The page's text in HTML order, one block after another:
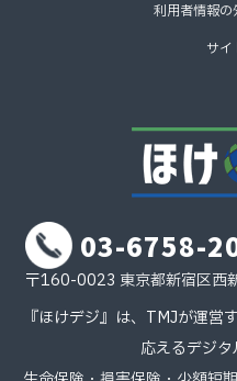
利用者情報の
サイ
03-6758-
〒160-0023 東京都新宿区西
『ほけデジ』は、TMJが運営
応えるデジタ